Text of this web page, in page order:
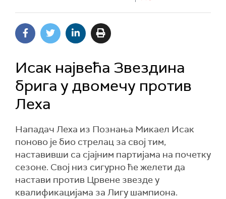
Исак највећа Звездина
брига у двомечу против
Леха
Нападач Леха из Познања Микаел Исак
поново је био стрелац за свој тим,
наставивши са сјајним партијама на почетку
сезоне. Свој низ сигурно ће желети да
настави против Црвене звезде у
квалификацијама за Лигу шампиона.